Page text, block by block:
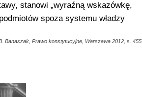
stanowi „wyraźną wskazówkę,
spoza systemu władzy
Banaszak, Prawo konstytucyjne, Warszawa 2012, s. 455.